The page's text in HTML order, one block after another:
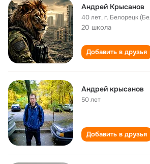
Андрей Крысанов
40 лет,г. Белорецк
20 школа
Добавить в друзья
Андрей крысанов
50 лет
Добавить в друзья